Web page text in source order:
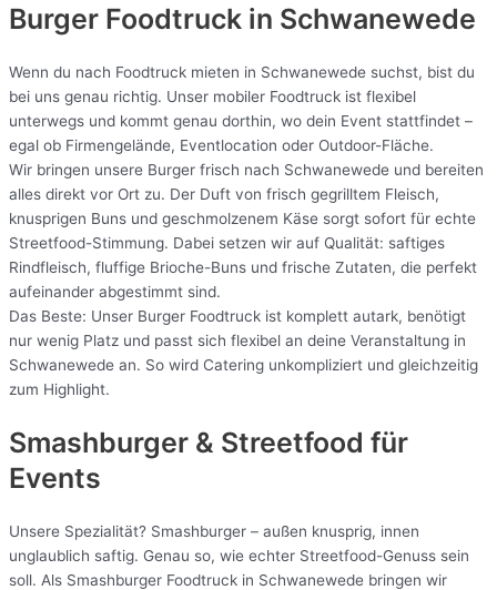
Burger Foodtruck in Schwanewede
Wenn du nach Foodtruck mieten in Schwanewede suchst, bist du
bei uns genau richtig. Unser mobiler Foodtruck ist flexibel
unterwegs und kommt genau dorthin, wo dein Event stattfindet –
egal ob Firmengelände, Eventlocation oder Outdoor-Fläche.
Wir bringen unsere Burger frisch nach Schwanewede und bereiten
alles direkt vor Ort zu. Der Duft von frisch gegrilltem Fleisch,
knusprigen Buns und geschmolzenem Käse sorgt sofort für echte
Streetfood-Stimmung. Dabei setzen wir auf Qualität: saftiges
Rindfleisch, fluffige Brioche-Buns und frische Zutaten, die perfekt
aufeinander abgestimmt sind.
Das Beste: Unser Burger Foodtruck ist komplett autark, benötigt
nur wenig Platz und passt sich flexibel an deine Veranstaltung in
Schwanewede an. So wird Catering unkompliziert und gleichzeitig
zum Highlight.
Smashburger & Streetfood für
Events
Unsere Spezialität? Smashburger – außen knusprig, innen
unglaublich saftig. Genau so, wie echter Streetfood-Genuss sein
soll. Als Smashburger Foodtruck in Schwanewede bringen wir